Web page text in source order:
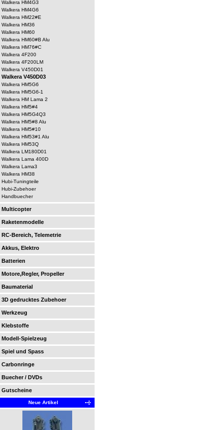
Walkera HM4G3
Walkera HM4G6
Walkera HM22#E
Walkera HM36
Walkera HM60
Walkera HM60#B Alu
Walkera HM76#C
Walkera 4F200
Walkera 4F200LM
Walkera V450D01
Walkera V450D03
Walkera HM5G6
Walkera HM5G6-1
Walkera HM Lama 2
Walkera HM5#4
Walkera HM5G4Q3
Walkera HM5#8 Alu
Walkera HM5#10
Walkera HM53#1 Alu
Walkera HM53Q
Walkera LM180D01
Walkera Lama 400D
Walkera Lama3
Walkera HM38
Hubi-Tuningteile
Hubi-Zubehoer
Handbuecher
Multicopter
Raketenmodelle
RC-Bereich, Telemetrie
Akkus, Elektro
Batterien
Motore,Regler, Propeller
Baumaterial
3D gedrucktes Zubehoer
Werkzeug
Klebstoffe
Modell-Spielzeug
Spiel und Spass
Carbonringe
Buecher / DVDs
Gutscheine
Neue Artikel